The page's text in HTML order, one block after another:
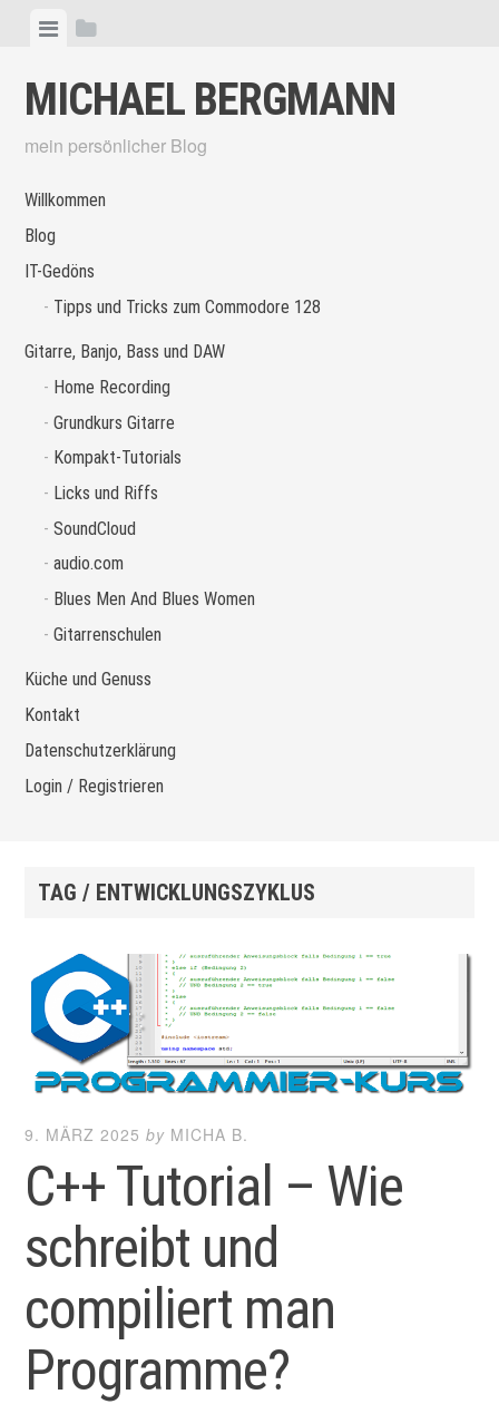
Skip
content
ViewView
MICHAEL BERGMANN
mein persönlicher Blog
Willkommen
Blog
IT-Gedöns
Tipps und Tricks zum Commodore 128
Gitarre, Banjo, Bass und DAW
Home Recording
Grundkurs Gitarre
Kompakt-Tutorials
Licks und Riffs
SoundCloud
audio.com
Blues Men And Blues Women
Gitarrenschulen
Küche und Genuss
Kontakt
Datenschutzerklärung
Login / Registrieren
TAG / ENTWICKLUNGSZYKLUS
9. MÄRZ 2025 by MICHA B.
C++ Tutorial – Wie
schreibt und
compiliert man
Programme?